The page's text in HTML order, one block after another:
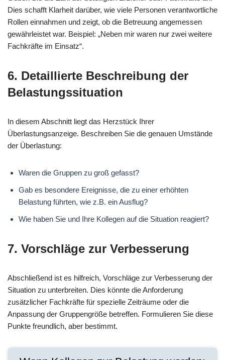
Dies schafft Klarheit darüber, wie viele Personen verantwortliche
Rollen einnahmen und zeigt, ob die Betreuung angemessen
gewährleistet war. Beispiel: „Neben mir waren nur zwei weitere
Fachkräfte im Einsatz“.
6. Detaillierte Beschreibung der
Belastungssituation
In diesem Abschnitt liegt das Herzstück Ihrer
Überlastungsanzeige. Beschreiben Sie die genauen Umstände
der Überlastung:
Waren die Gruppen zu groß gefasst?
Gab es besondere Ereignisse, die zu einer erhöhten
Belastung führten, wie z.B. ein Ausflug?
Wie haben Sie und Ihre Kollegen auf die Situation reagiert?
7. Vorschläge zur Verbesserung
Abschließend ist es hilfreich, Vorschläge zur Verbesserung der
Situation zu unterbreiten. Dies könnte die Anforderung
zusätzlicher Fachkräfte für spezielle Zeiträume oder die
Anpassung der Gruppengröße betreffen. Formulieren Sie diese
Punkte freundlich, aber bestimmt.